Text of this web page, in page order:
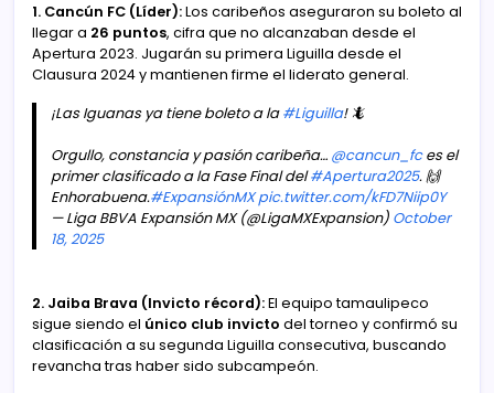
1. Cancún FC (Líder):Los caribeños aseguraron su boleto al
llegar a 26 puntos, cifra que no alcanzaban desde el
Apertura 2023. Jugarán su primera Liguilla desde el
Clausura 2024 y mantienen firme el liderato general.
¡Las Iguanas ya tiene boleto a la#Liguilla! 🦎
Orgullo, constancia y pasión caribeña… @cancun_fces el
primer clasificado a la Fase Final del#Apertura2025. 🙌
Enhorabuena.#ExpansiónMX pic.twitter.com/kFD7Niip0Y
— Liga BBVA Expansión MX (@LigaMXExpansion) October
18, 2025
2. Jaiba Brava (Invicto récord):El equipo tamaulipeco
sigue siendo el único club invicto del torneo y confirmó su
clasificación a su segunda Liguilla consecutiva, buscando
revancha tras haber sido subcampeón.